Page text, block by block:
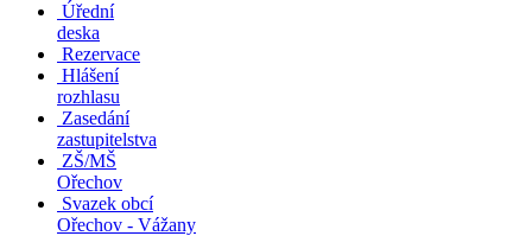
Úřední
deska
Rezervace
Hlášení
rozhlasu
Zasedání
zastupitelstva
ZŠ/MŠ
Ořechov
Svazek obcí
Ořechov - Vážany